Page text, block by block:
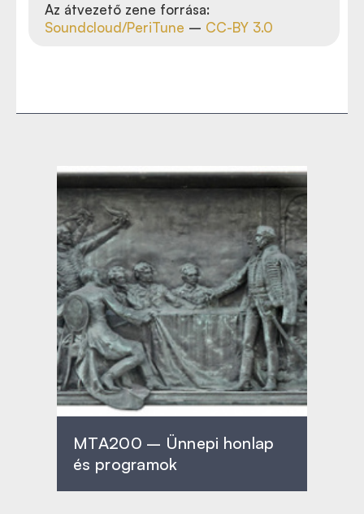
Az átvezető zene forrása:
Soundcloud/PeriTune – CC-BY 3.0
MTA200 – Ünnepi honlap
és programok